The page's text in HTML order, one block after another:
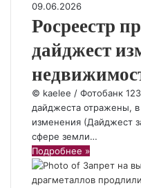
09.06.2026
Росреестр
дайджест
© kaelee / Фотобанк
дайджеста отражены,
изменения (Дайджест
сфере земли…
Подробнее »